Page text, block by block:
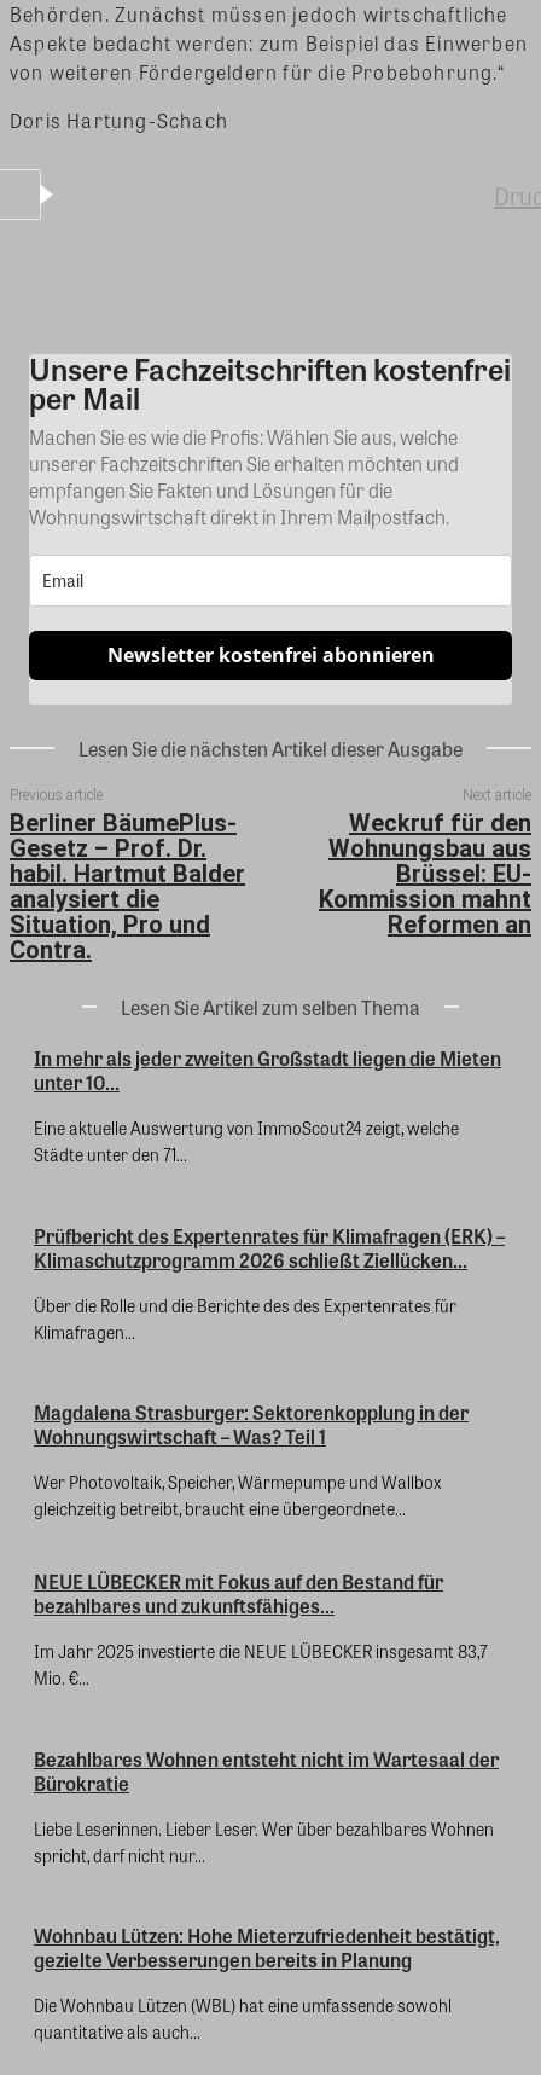
Behörden. Zunächst müssen jedoch wirtschaftliche
Aspekte bedacht werden: zum Beispiel das Einwerben
von weiteren Fördergeldern für die Probebohrung.“
Doris Hartung-Schach
Kommentar
Unsere Fachzeitschriften kostenfrei
per Mail
Machen Sie es wie die Profis: Wählen Sie aus, welche
unserer Fachzeitschriften Sie erhalten möchten und
empfangen Sie Fakten und Lösungen für die
Wohnungswirtschaft direkt in Ihrem Mailpostfach.
Newsletter kostenfrei abonnieren
Lesen Sie die nächsten Artikel dieser Ausgabe
Previous article
Berliner BäumePlus-
Gesetz – Prof. Dr.
habil. Hartmut Balder
analysiert die
Situation, Pro und
Contra.
Next article
Weckruf für den
Wohnungsbau aus
Brüssel: EU-
Kommission mahnt
Reformen an
Lesen Sie Artikel zum selben Thema
In mehr als jeder zweiten Großstadt liegen die Mieten
unter 10...
Eine aktuelle Auswertung von ImmoScout24 zeigt, welche
Städte unter den 71...
Prüfbericht des Expertenrates für Klimafragen (ERK) –
Klimaschutzprogramm 2026 schließt Ziellücken...
Über die Rolle und die Berichte des des Expertenrates für
Klimafragen...
Magdalena Strasburger: Sektorenkopplung in der
Wohnungswirtschaft – Was? Teil 1
Wer Photovoltaik, Speicher, Wärmepumpe und Wallbox
gleichzeitig betreibt, braucht eine übergeordnete...
NEUE LÜBECKER mit Fokus auf den Bestand für
bezahlbares und zukunftsfähiges...
Im Jahr 2025 investierte die NEUE LÜBECKER insgesamt 83,7
Mio. €...
Bezahlbares Wohnen entsteht nicht im Wartesaal der
Bürokratie
Liebe Leserinnen. Lieber Leser. Wer über bezahlbares Wohnen
spricht, darf nicht nur...
Wohnbau Lützen: Hohe Mieterzufriedenheit bestätigt,
gezielte Verbesserungen bereits in Planung
Die Wohnbau Lützen (WBL) hat eine umfassende sowohl
quantitative als auch...